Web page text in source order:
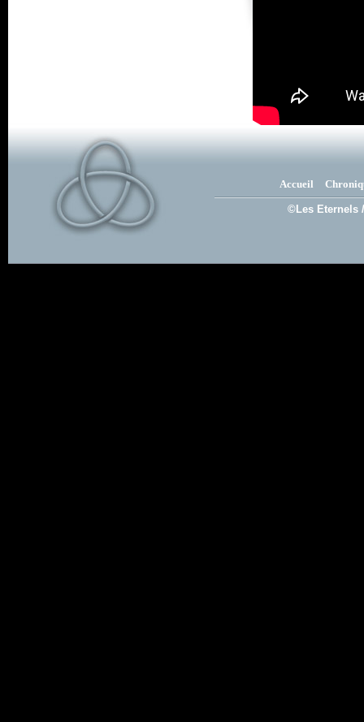
Accueil
©Les Eternels